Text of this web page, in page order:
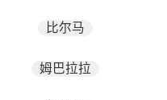
比尔马
姆巴拉拉